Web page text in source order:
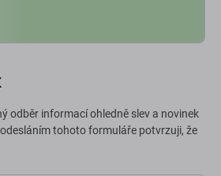
odběr informací ohledně slev a novinek
tohoto formuláře potvrzuji, že